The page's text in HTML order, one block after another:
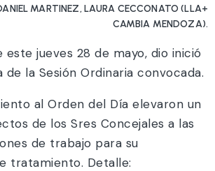
MARTINEZ, LAURA CECCONATO (LLA+
CAMBIA MENDOZA).
este jueves 28 de mayo, dio inició
de la Sesión Ordinaria convocada.
al Orden del Día elevaron un
de los Sres Concejales a las
de trabajo para su
tratamiento. Detalle: